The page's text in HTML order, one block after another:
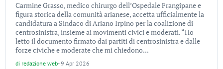
Carmine Grasso, medico chirurgo dell’Ospedale Frangipane e
figura storica della comunità arianese, accetta ufficialmente la
candidatura a Sindaco di Ariano Irpino per la coalizione di
centrosinistra, insieme ai movimenti civici e moderati. “Ho
letto il documento firmato dai partiti di centrosinistra e dalle
forze civiche e moderate che mi chiedono...
di redazione web-9 Apr 2026